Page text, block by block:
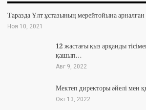
Таразда Ұлт ұстазының мерейтойына
Ноя 10, 2021
12 жастағы қыз арқанды
қашып…
Авг 9, 2022
Мектеп директоры әйелі мен
Окт 13, 2022